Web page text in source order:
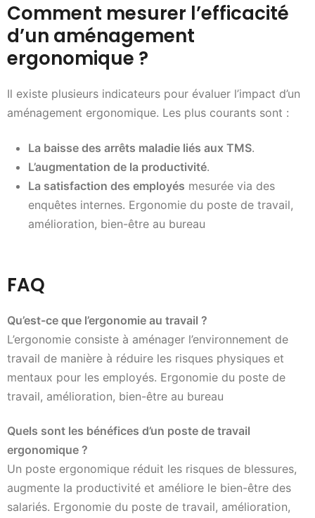
Comment mesurer l’efficacité
d’un aménagement
ergonomique ?
Il existe plusieurs indicateurs pour évaluer l’impact d’un
aménagement ergonomique. Les plus courants sont :
La baisse des arrêts maladie liés aux TMS.
L’augmentation de la productivité.
La satisfaction des employés mesurée via des
enquêtes internes. Ergonomie du poste de travail,
amélioration, bien-être au bureau
FAQ
Qu’est-ce que l’ergonomie au travail ?
L’ergonomie consiste à aménager l’environnement de
travail de manière à réduire les risques physiques et
mentaux pour les employés. Ergonomie du poste de
travail, amélioration, bien-être au bureau
Quels sont les bénéfices d’un poste de travail
ergonomique ?
Un poste ergonomique réduit les risques de blessures,
augmente la productivité et améliore le bien-être des
salariés. Ergonomie du poste de travail, amélioration,